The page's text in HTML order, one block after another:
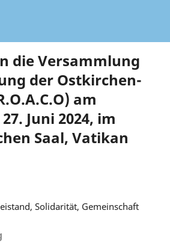
die Versammlung
der Ostkirchen-
am
Juni 2024, im
Saal, Vatikan
Solidarität, Gemeinschaft